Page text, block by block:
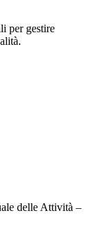
per gestire
delle Attività –